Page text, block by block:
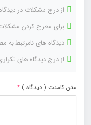
از درج مشکلات در
برای مطرح کردن
دیدگاه های نامرتبط به
از درج دیدگاه های
متن کامنت ( دیدگاه )*